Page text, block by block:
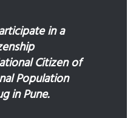
in a
Citizen of
Population
in Pune.